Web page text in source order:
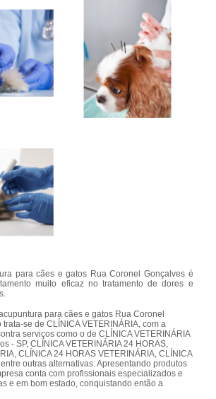
para cães e gatos Rua Coronel Gonçalves é
muito eficaz no tratamento de dores e
para cães e gatos Rua Coronel
se de CLÍNICA VETERINÁRIA, com a
serviços como o de CLÍNICA VETERINÁRIA
- SP, CLÍNICA VETERINÁRIA 24 HORAS,
CLÍNICA 24 HORAS VETERINÁRIA, CLÍNICA
outras alternativas. Apresentando produtos
conta com profissionais especializados e
e em bom estado, conquistando então a